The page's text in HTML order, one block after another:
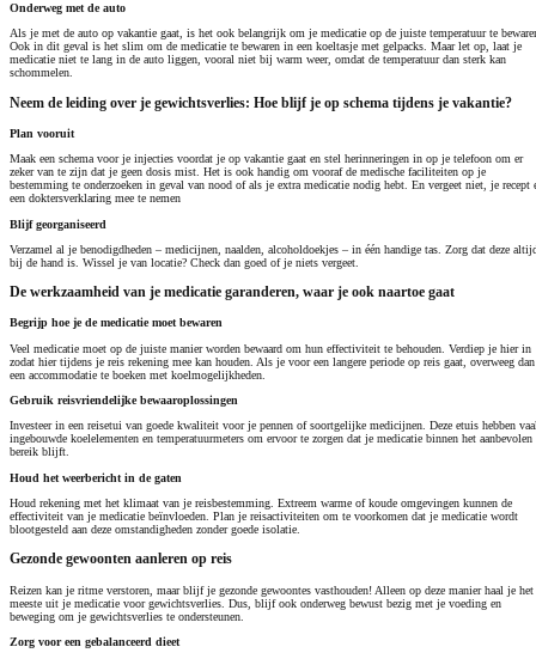
Onderweg met de auto
Als je met de auto op vakantie gaat, is het ook belangrijk om je medicatie op de juiste temperatuur te
Ook in dit geval is het slim om de medicatie te bewaren in een koeltasje met gelpacks. Maar let op, laat je
medicatie niet te lang in de auto liggen, vooral niet bij warm weer, omdat de temperatuur dan sterk kan
schommelen.
Neem de leiding over je gewichtsverlies: Hoe blijf je op schema tijdens je vakantie?
Plan vooruit
Maak een schema voor je injecties voordat je op vakantie gaat en stel herinneringen in op je telefoon om er
zeker van te zijn dat je geen dosis mist. Het is ook handig om vooraf de medische faciliteiten op je
bestemming te onderzoeken in geval van nood of als je extra medicatie nodig hebt. En vergeet niet, je recept
een doktersverklaring mee te nemen
Blijf georganiseerd
Verzamel al je benodigdheden – medicijnen, naalden, alcoholdoekjes – in één handige tas. Zorg dat deze
bij de hand is. Wissel je van locatie? Check dan goed of je niets vergeet.
De werkzaamheid van je medicatie garanderen, waar je ook naartoe gaat
Begrijp hoe je de medicatie moet bewaren
Veel medicatie moet op de juiste manier worden bewaard om hun effectiviteit te behouden. Verdiep je hier in
zodat hier tijdens je reis rekening mee kan houden. Als je voor een langere periode op reis gaat, overweeg dan
een accommodatie te boeken met koelmogelijkheden.
Gebruik reisvriendelijke bewaaroplossingen
Investeer in een reisetui van goede kwaliteit voor je pennen of soortgelijke medicijnen. Deze etuis hebben
ingebouwde koelelementen en temperatuurmeters om ervoor te zorgen dat je medicatie binnen het aanbevolen
bereik blijft.
Houd het weerbericht in de gaten
Houd rekening met het klimaat van je reisbestemming. Extreem warme of koude omgevingen kunnen de
effectiviteit van je medicatie beïnvloeden. Plan je reisactiviteiten om te voorkomen dat je medicatie wordt
blootgesteld aan deze omstandigheden zonder goede isolatie.
Gezonde gewoonten aanleren op reis
Reizen kan je ritme verstoren, maar blijf je gezonde gewoontes vasthouden! Alleen op deze manier haal je het
meeste uit je medicatie voor gewichtsverlies. Dus, blijf ook onderweg bewust bezig met je voeding en
beweging om je gewichtsverlies te ondersteunen.
Zorg voor een gebalanceerd dieet